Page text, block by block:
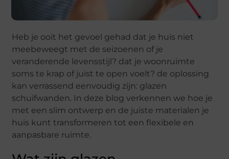
Heb je ooit het gevoel gehad dat je huis niet
meebeweegt met de seizoenen of je
veranderende levensstijl? dat je woonruimte
soms te krap of juist te open voelt? de oplossing
kan verrassend eenvoudig zijn: glazen
schuifwanden. In deze blog verkennen we hoe je
met een slim ontwerp en de juiste materialen je
huis kunt transformeren tot een flexibele en
aanpasbare ruimte.